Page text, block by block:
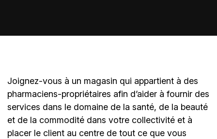
Joignez-vous à un magasin qui appartient à des
pharmaciens-propriétaires afin d’aider à fournir des
services dans le domaine de la santé, de la beauté
et de la commodité dans votre collectivité et à
placer le client au centre de tout ce que vous